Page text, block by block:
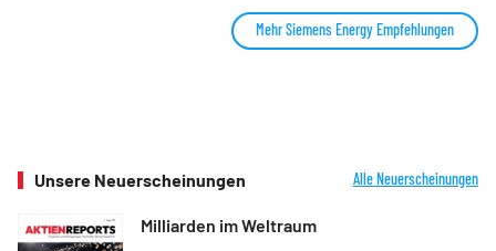
Mehr Siemens Energy Empfehlungen
Unsere Neuerscheinungen Alle Neuerscheinungen
Milliarden im Weltraum